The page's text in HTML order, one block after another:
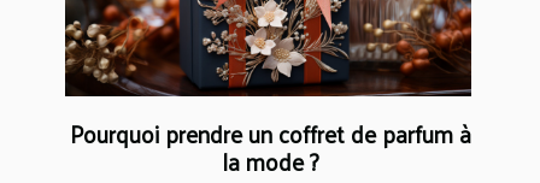
Pourquoi prendre un coffret de parfum à
la mode ?